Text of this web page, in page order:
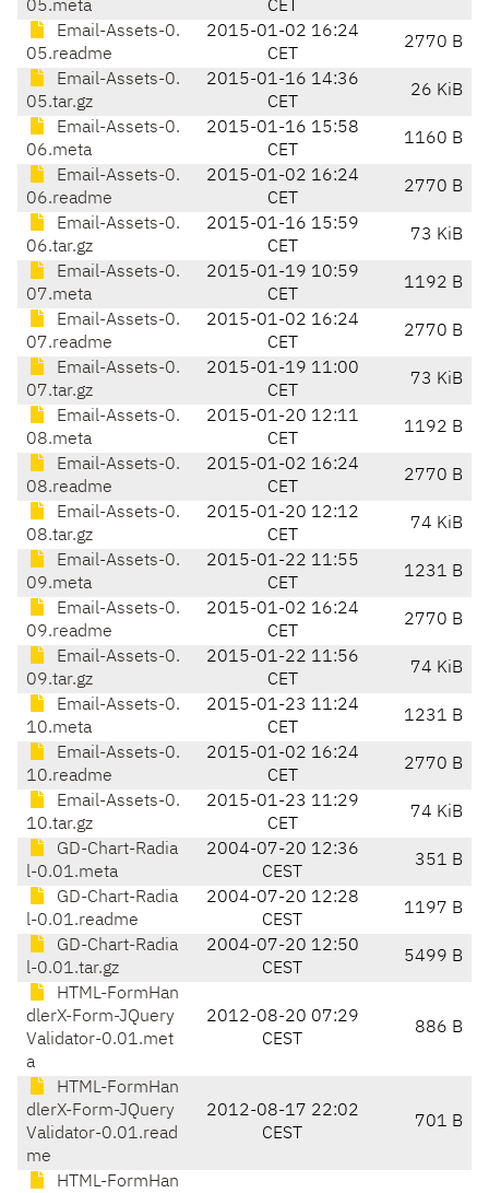
05.meta CET
Email-Assets-0.
05.readme
2015-01-02 16:24
CET
2770 B
Email-Assets-0.
05.tar.gz
2015-01-16 14:36
CET
26 KiB
Email-Assets-0.
06.meta
2015-01-16 15:58
CET
1160 B
Email-Assets-0.
06.readme
2015-01-02 16:24
CET
2770 B
Email-Assets-0.
06.tar.gz
2015-01-16 15:59
CET
73 KiB
Email-Assets-0.
07.meta
2015-01-19 10:59
CET
1192 B
Email-Assets-0.
07.readme
2015-01-02 16:24
CET
2770 B
Email-Assets-0.
07.tar.gz
2015-01-19 11:00
CET
73 KiB
Email-Assets-0.
08.meta
2015-01-20 12:11
CET
1192 B
Email-Assets-0.
08.readme
2015-01-02 16:24
CET
2770 B
Email-Assets-0.
08.tar.gz
2015-01-20 12:12
CET
74 KiB
Email-Assets-0.
09.meta
2015-01-22 11:55
CET
1231 B
Email-Assets-0.
09.readme
2015-01-02 16:24
CET
2770 B
Email-Assets-0.
09.tar.gz
2015-01-22 11:56
CET
74 KiB
Email-Assets-0.
10.meta
2015-01-23 11:24
CET
1231 B
Email-Assets-0.
10.readme
2015-01-02 16:24
CET
2770 B
Email-Assets-0.
10.tar.gz
2015-01-23 11:29
CET
74 KiB
GD-Chart-Radia
l-0.01.meta
2004-07-20 12:36
CEST
351 B
GD-Chart-Radia
l-0.01.readme
2004-07-20 12:28
CEST
1197 B
GD-Chart-Radia
l-0.01.tar.gz
2004-07-20 12:50
CEST
5499 B
HTML-FormHan
dlerX-Form-JQuery
Validator-0.01.met
a
2012-08-20 07:29
CEST
886 B
HTML-FormHan
dlerX-Form-JQuery
Validator-0.01.read
me
2012-08-17 22:02
CEST
701 B
HTML-FormHan